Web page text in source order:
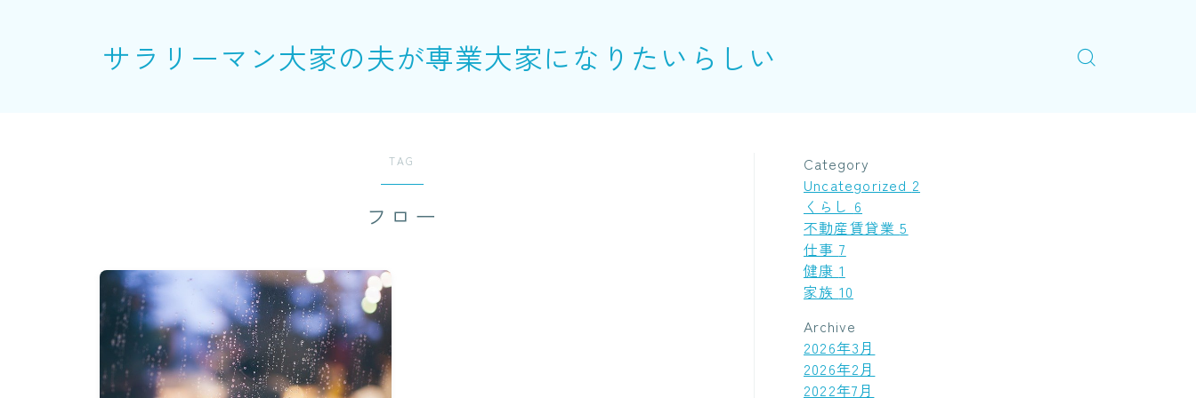
サラリーマン大家の夫が専業大家になりたいらしい
TAG
フロー
Category
Uncategorized 2
くらし 6
不動産賃貸業5
仕事 7
健康 1
家族 10
Archive
2026年3月
2026年2月
2022年7月